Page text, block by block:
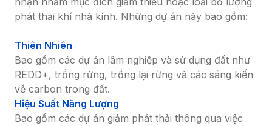
phát thải khí nhà kính. Những dự án này bao gồm:
Thiên Nhiên
Bao gồm các dự án lâm nghiệp và sử dụng đất như
REDD+, trồng rừng, trồng lại rừng và các sáng kiến ​​
về carbon trong đất.
Hiệu Suất Năng Lượng
Bao gồm các dự án giảm phát thải thông qua việc